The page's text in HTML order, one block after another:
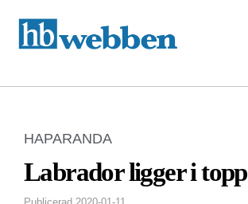
HAPARANDA
Labrador ligger i topp